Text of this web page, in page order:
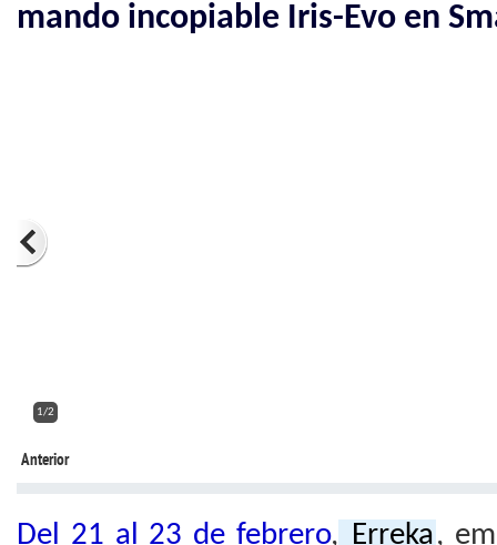
mando incopiable Iris-Evo en
2/2
Anterior
Del 21 al 23 de febrero, Erreka,